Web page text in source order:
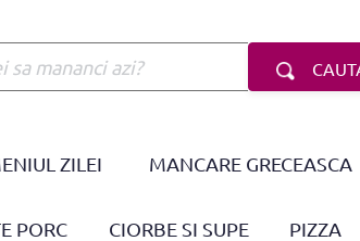
ZILEI MANCARE GRECEASCA
PORC CIORBE SI SUPE PIZZA